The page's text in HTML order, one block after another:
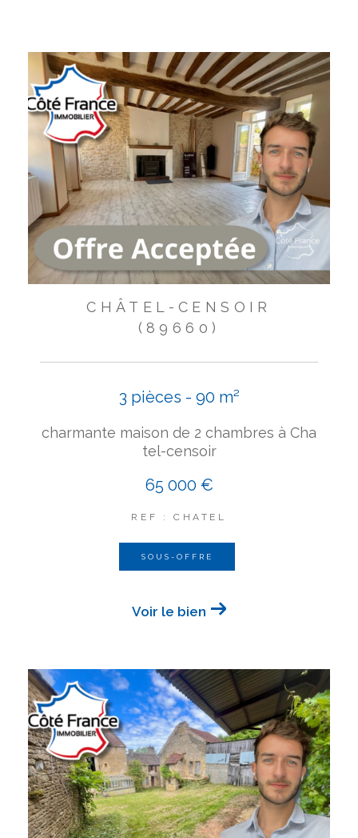
CHÂTEL-CENSOIR
(89660)
3 pièces - 90 m²
charmante maison de 2 chambres à Cha
tel-censoir
65 000 €
REF : CHATEL
SOUS-OFFRE
Voir le bien